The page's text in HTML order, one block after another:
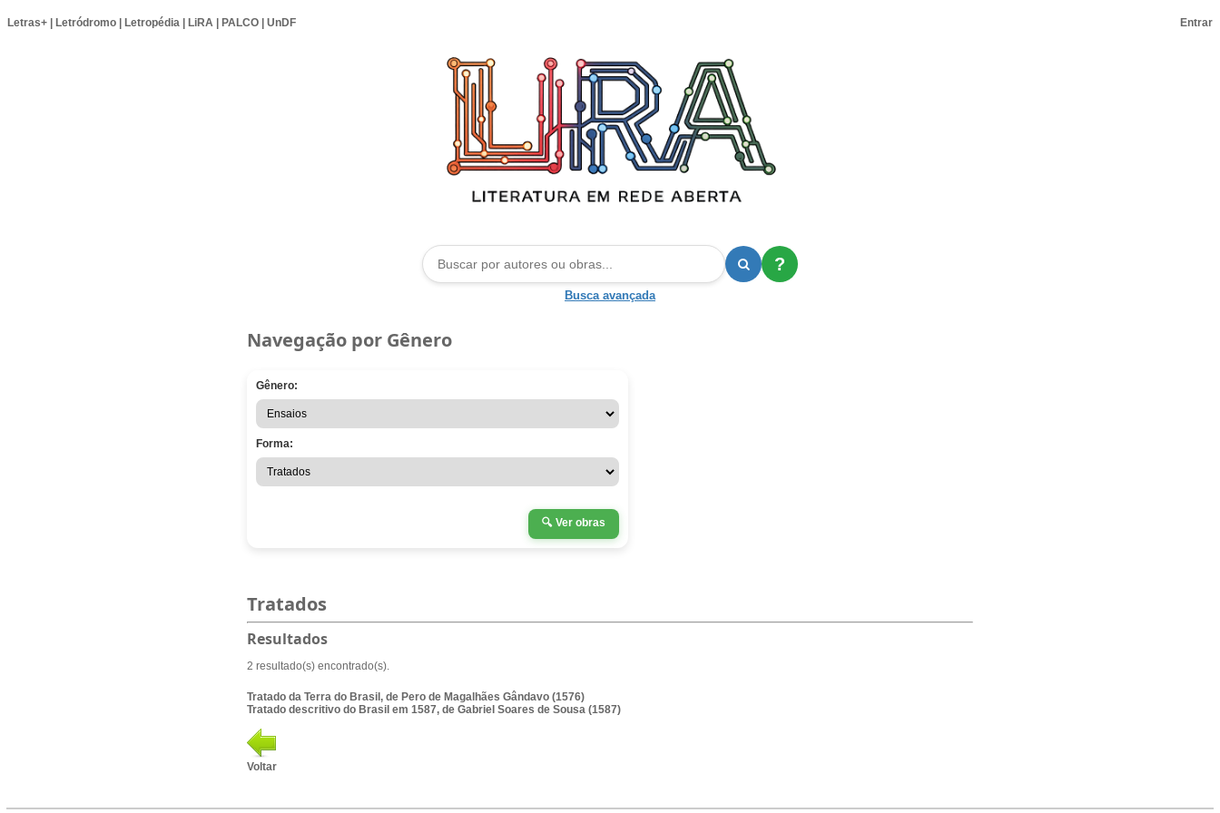
Letras+ Letródromo Letropédia LiRA PALCO UnDF Entrar
?
Busca avançada
Navegação por Gênero
Gênero:
Forma:
🔍 Ver obras
Tratados
Resultados
2 resultado(s) encontrado(s).
Tratado da Terra do Brasil, de Pero de Magalhães Gândavo (1576)
Tratado descritivo do Brasil em 1587, de Gabriel Soares de Sousa (1587)
Voltar